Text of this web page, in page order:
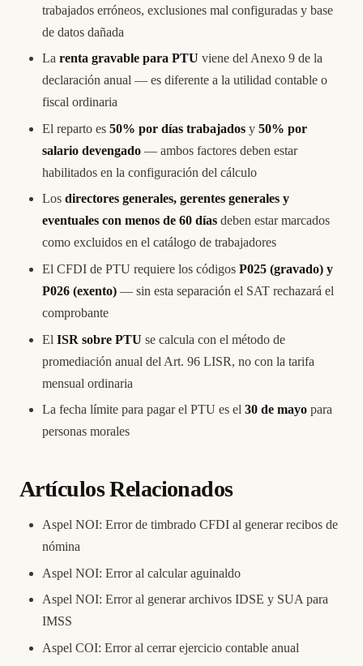
trabajados erróneos, exclusiones mal configuradas y base
de datos dañada
La renta gravable para PTU viene del Anexo 9 de la
declaración anual — es diferente a la utilidad contable o
fiscal ordinaria
El reparto es 50% por días trabajados y 50% por
salario devengado — ambos factores deben estar
habilitados en la configuración del cálculo
Los directores generales, gerentes generales y
eventuales con menos de 60 días deben estar marcados
como excluidos en el catálogo de trabajadores
El CFDI de PTU requiere los códigos P025 (gravado) y
P026 (exento) — sin esta separación el SAT rechazará el
comprobante
El ISR sobre PTU se calcula con el método de
promediación anual del Art. 96 LISR, no con la tarifa
mensual ordinaria
La fecha límite para pagar el PTU es el 30 de mayo para
personas morales
Artículos Relacionados
Aspel NOI: Error de timbrado CFDI al generar recibos de
nómina
Aspel NOI: Error al calcular aguinaldo
Aspel NOI: Error al generar archivos IDSE y SUA para
IMSS
Aspel COI: Error al cerrar ejercicio contable anual